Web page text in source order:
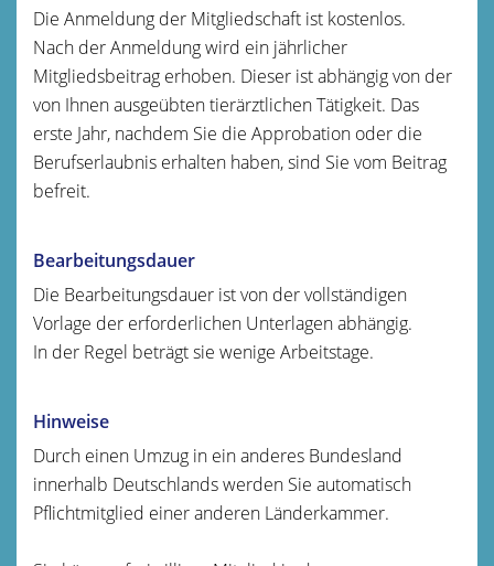
Die Anmeldung der Mitgliedschaft ist kostenlos.
Nach der Anmeldung wird ein jährlicher
Mitgliedsbeitrag erhoben. Dieser ist abhängig von der
von Ihnen ausgeübten tierärztlichen Tätigkeit. Das
erste Jahr, nachdem Sie die Approbation oder die
Berufserlaubnis erhalten haben, sind Sie vom Beitrag
befreit.
Bearbeitungsdauer
Die Bearbeitungsdauer ist von der vollständigen
Vorlage der erforderlichen Unterlagen abhängig.
In der Regel beträgt sie wenige Arbeitstage.
Hinweise
Durch einen Umzug in ein anderes Bundesland
innerhalb Deutschlands werden Sie automatisch
Pflichtmitglied einer anderen Länderkammer.